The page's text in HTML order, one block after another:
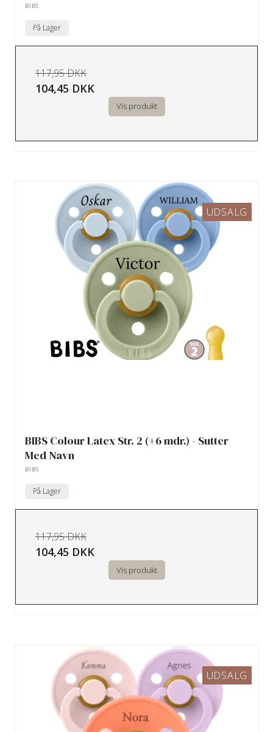
BIBS
På Lager
117,95 DKK
104,45 DKK
Vis produkt
UDSALG
BIBS Colour Latex Str. 2 (+6 mdr.) - Sutter
Med Navn
BIBS
På Lager
117,95 DKK
104,45 DKK
Vis produkt
UDSALG